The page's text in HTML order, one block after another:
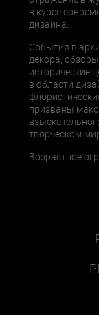
в курсе
дизайна.
События в
декора,
исторические
в области
призваны
творческом
Возрастное